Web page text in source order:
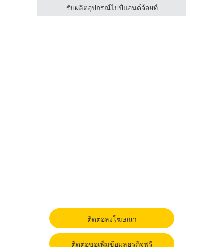
รับผลิตอุปกรณ์ไปป์แอนด์จ้อยท์
ติดต่อลงโฆษณา
ติดต่อขอเพิ่มข้อมูลธุรกิจฟรี